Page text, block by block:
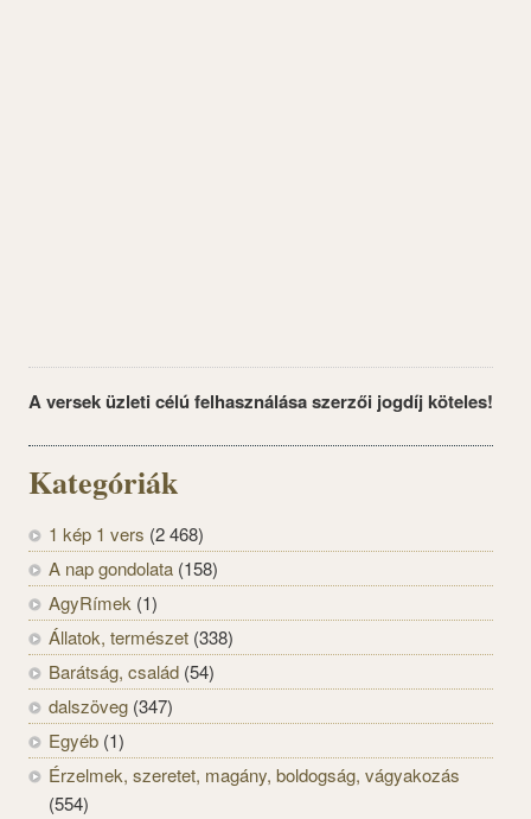
A versek üzleti célú felhasználása szerzői jogdíj köteles!
Kategóriák
1 kép 1 vers (2 468)
A nap gondolata (158)
AgyRímek (1)
Állatok, természet (338)
Barátság, család (54)
dalszöveg (347)
Egyéb (1)
Érzelmek, szeretet, magány, boldogság, vágyakozás
(554)